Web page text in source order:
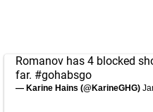
Romanov has 4 blocked
far. #gohabsgo
— Karine Hains (@KarineGHG)